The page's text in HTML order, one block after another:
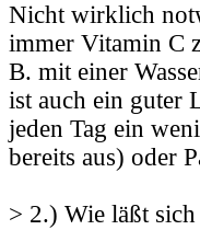
Nicht wirklich
immer Vitamin C
B. mit einer
ist auch ein guter
jeden Tag ein
bereits aus) oder
> 2.) Wie läßt